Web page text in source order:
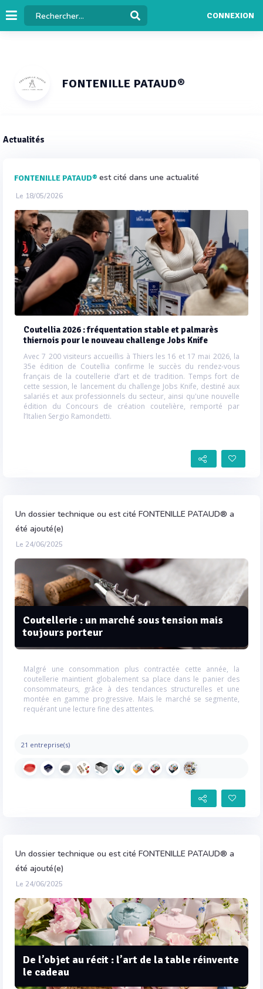
CONNEXION
FONTENILLE PATAUD®
Actualités
FONTENILLE PATAUD® est cité dans une actualité
Le 18/05/2026
Coutellia 2026 : fréquentation stable et palmarès
thiernois pour le nouveau challenge Jobs Knife
Avec 7 200 visiteurs accueillis à Thiers les 16 et 17 mai 2026, la
35e édition de Coutellia confirme le succès du rendez-vous
français de la coutellerie d’art et de tradition. Temps fort de
cette session, le lancement du challenge Jobs Knife, destiné aux
salariés et aux professionnels du secteur, ainsi qu'une nouvelle
édition du Concours de création coutelière, remporté par
l’Italien Sergio Ramondetti.
Un dossier technique ou est cité FONTENILLE PATAUD® a
été ajouté(e)
Le 24/06/2025
Coutellerie : un marché sous tension mais
toujours porteur
Malgré une consommation plus contractée cette année, la
coutellerie maintient globalement sa place dans le panier des
consommateurs, grâce à des tendances structurelles et une
montée en gamme progressive. Mais le marché se segmente,
requérant une lecture fine des attentes.
21 entreprise(s)
Un dossier technique ou est cité FONTENILLE PATAUD® a
été ajouté(e)
Le 24/06/2025
De l’objet au récit : l’art de la table réinvente
le cadeau